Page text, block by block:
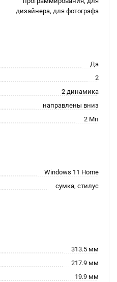
дизайнера, для фотографа
Да
2
2 динамика
направлены вниз
2 Мп
Windows 11 Home
сумка, стилус
313.5 мм
217.9 мм
19.9 мм